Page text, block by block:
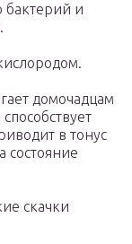
бактерий и
домочадцам
в тонус
состояние
скачки